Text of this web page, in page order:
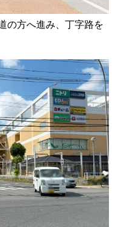
の方へ進み、丁字路を